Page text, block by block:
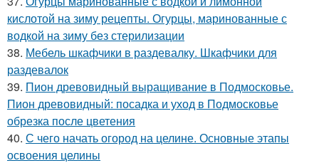
кислотой на зиму рецепты. Огурцы, маринованные с
водкой на зиму без стерилизации
38. Мебель шкафчики в раздевалку. Шкафчики для
раздевалок
39. Пион древовидный выращивание в Подмосковье.
Пион древовидный: посадка и уход в Подмосковье
обрезка после цветения
40. С чего начать огород на целине. Основные этапы
освоения целины